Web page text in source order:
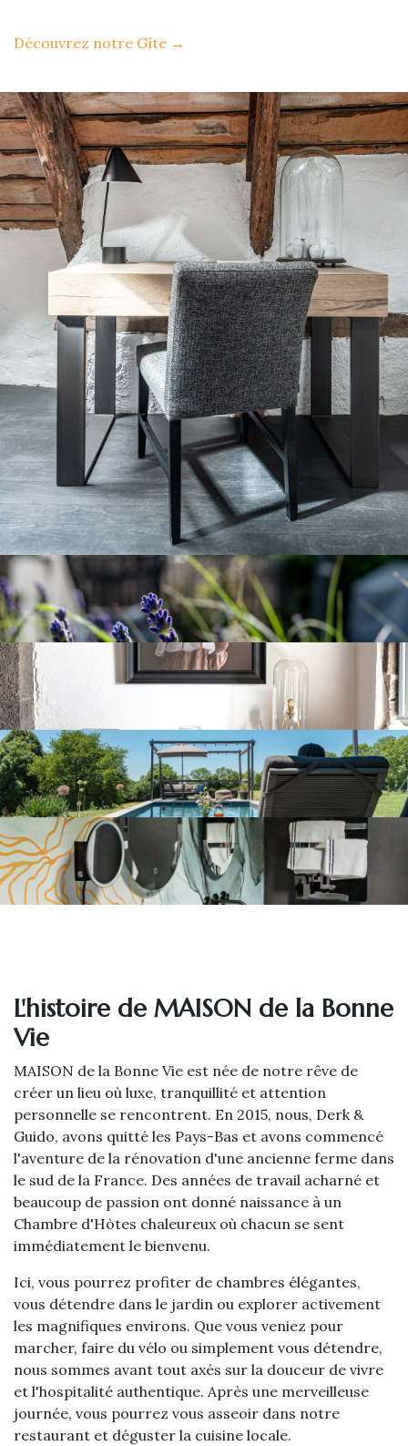
Découvrez notre Gîte →
L'histoire de MAISON de la Bonne
Vie
MAISON de la Bonne Vie est née de notre rêve de
créer un lieu où luxe, tranquillité et attention
personnelle se rencontrent. En 2015, nous, Derk &
Guido, avons quitté les Pays-Bas et avons commencé
l'aventure de la rénovation d'une ancienne ferme dans
le sud de la France. Des années de travail acharné et
beaucoup de passion ont donné naissance à un
Chambre d'Hòtes chaleureux où chacun se sent
immédiatement le bienvenu.
Ici, vous pourrez profiter de chambres élégantes,
vous détendre dans le jardin ou explorer activement
les magnifiques environs. Que vous veniez pour
marcher, faire du vélo ou simplement vous détendre,
nous sommes avant tout axés sur la douceur de vivre
et l'hospitalité authentique. Après une merveilleuse
journée, vous pourrez vous asseoir dans notre
restaurant et déguster la cuisine locale.